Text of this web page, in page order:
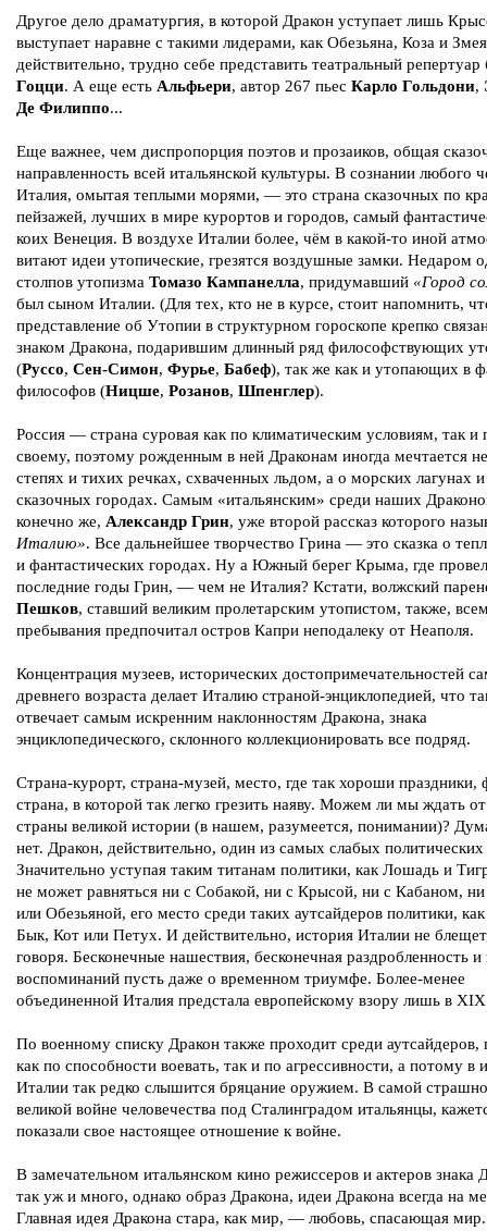
Другое дело драматургия, в которой Дракон уступает лишь
выступает наравне с такими лидерами, как Обезьяна, Коза и
действительно, трудно себе представить театральный репертуар
Гоцци. А еще есть Альфьери, автор 267 пьес Карло Гольдони,
Де Филиппо...
Еще важнее, чем диспропорция поэтов и прозаиков, общая
направленность всей итальянской культуры. В сознании любого
Италия, омытая теплыми морями, — это страна сказочных по
пейзажей, лучших в мире курортов и городов, самый
коих Венеция. В воздухе Италии более, чём в какой-то иной
витают идеи утопические, грезятся воздушные замки. Недаром
столпов утопизма Томазо Кампанелла, придумавший «Город
был сыном Италии. (Для тех, кто не в курсе, стоит напомнить,
представление об Утопии в структурном гороскопе крепко
знаком Дракона, подарившим длинный ряд философствующих
(Руссо, Сен-Симон, Фурье, Бабеф), так же как и утопающих в
философов (Ницше, Розанов, Шпенглер).
Россия — страна суровая как по климатическим условиям, так и
своему, поэтому рожденным в ней Драконам иногда мечтается
степях и тихих речках, схваченных льдом, а о морских лагунах и
сказочных городах. Самым «итальянским» среди наших
конечно же, Александр Грин, уже второй рассказ которого
Италию». Все дальнейшее творчество Грина — это сказка о
и фантастических городах. Ну а Южный берег Крыма, где
последние годы Грин, — чем не Италия? Кстати, волжский
Пешков, ставший великим пролетарским утопистом, также,
пребывания предпочитал остров Капри неподалеку от Неаполя.
Концентрация музеев, исторических достопримечательностей
древнего возраста делает Италию страной-энциклопедией, что
отвечает самым искренним наклонностям Дракона, знака
энциклопедического, склонного коллекционировать все подряд.
Страна-курорт, страна-музей, место, где так хороши праздники,
страна, в которой так легко грезить наяву. Можем ли мы ждать
страны великой истории (в нашем, разумеется, понимании)?
нет. Дракон, действительно, один из самых слабых политических
Значительно уступая таким титанам политики, как Лошадь и
не может равняться ни с Собакой, ни с Крысой, ни с Кабаном,
или Обезьяной, его место среди таких аутсайдеров политики,
Бык, Кот или Петух. И действительно, история Италии не
говоря. Бесконечные нашествия, бесконечная раздробленность и
воспоминаний пусть даже о временном триумфе. Более-менее
объединенной Италия предстала европейскому взору лишь в XIX
По военному списку Дракон также проходит среди аутсайдеров,
как по способности воевать, так и по агрессивности, а потому в
Италии так редко слышится бряцание оружием. В самой
великой войне человечества под Сталинградом итальянцы,
показали свое настоящее отношение к войне.
В замечательном итальянском кино режиссеров и актеров знака
так уж и много, однако образ Дракона, идеи Дракона всегда на
Главная идея Дракона стара, как мир, — любовь, спасающая